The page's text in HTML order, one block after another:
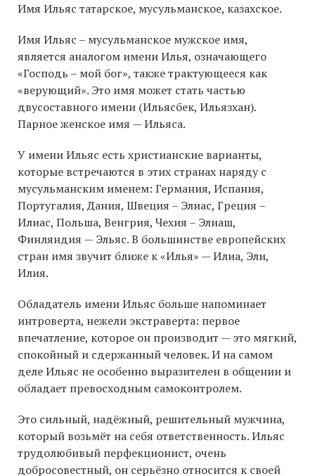
Имя Ильяс татарское, мусульманское, казахское.
Имя Ильяс – мусульманское мужское имя,
является аналогом имени Илья, означающего
«Господь – мой бог», также трактующееся как
«верующий». Это имя может стать частью
двусоставного имени (Ильясбек, Ильязхан).
Парное женское имя — Ильяса.
У имени Ильяс есть христианские варианты,
которые встречаются в этих странах наряду с
мусульманским именем: Германия, Испания,
Португалия, Дания, Швеция – Элиас, Греция –
Илиас, Польша, Венгрия, Чехия – Элиаш,
Финляндия — Эльяс. В большинстве европейских
стран имя звучит ближе к «Илья» — Илиа, Эли,
Илия.
Обладатель имени Ильяс больше напоминает
интроверта, нежели экстраверта: первое
впечатление, которое он производит — это мягкий,
спокойный и сдержанный человек. И на самом
деле Ильяс не особенно выразителен в общении и
обладает превосходным самоконтролем.
Это сильный, надёжный, решительный мужчина,
который возьмёт на себя ответственность. Ильяс
трудолюбивый перфекционист, очень
добросовестный, он серьёзно относится к своей